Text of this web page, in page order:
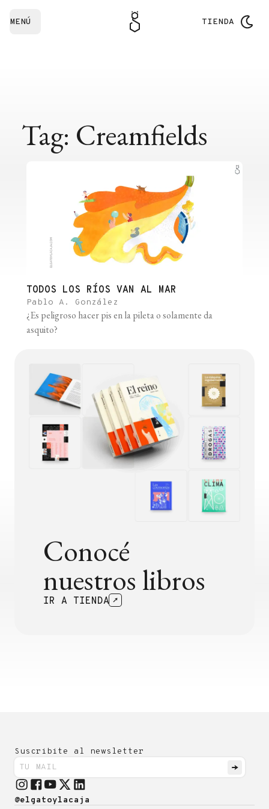
MENÚ TIENDA
Tag: Creamfields
TODOS LOS RÍOS VAN AL MAR
Pablo A. González
¿Es peligroso hacer pis en la pileta o solamente da
asquito?
Conocé
nuestros libros
IR A TIENDA
Suscribite al newsletter
@elgatoylacaja